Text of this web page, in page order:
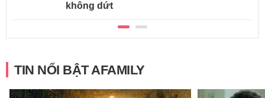
không dứt
TIN NỔI BẬT AFAMILY